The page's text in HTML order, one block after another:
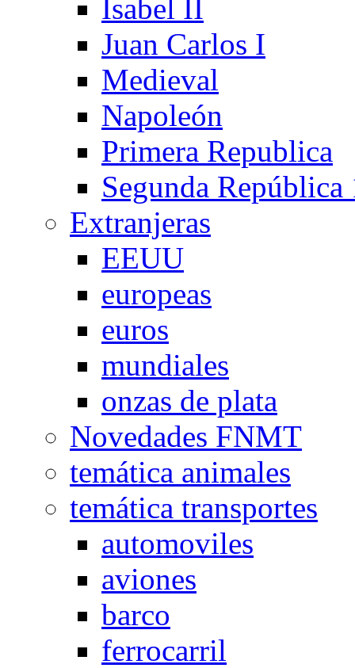
Isabel II
Juan Carlos I
Medieval
Napoleón
Primera Republica
Segunda
Extranjeras
EEUU
europeas
euros
mundiales
onzas de plata
Novedades FNMT
temática animales
temática transportes
automoviles
aviones
barco
ferrocarril